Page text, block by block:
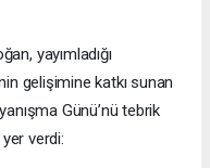
yayımladığı
gelişimine katkı sunan
Günü’nü tebrik
verdi: